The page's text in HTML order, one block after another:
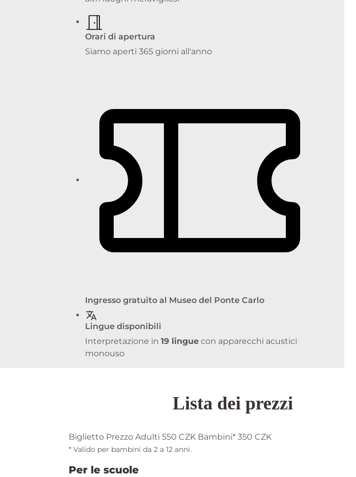
Orari di apertura
Siamo aperti 365 giorni all'anno
Ingresso gratuito al Museo del Ponte Carlo
Lingue disponibili
Interpretazione in 19 lingue con apparecchi acustici
monouso
Lista dei prezzi
Biglietto Prezzo Adulti 550 CZK Bambini* 350 CZK
* Valido per bambini da 2 a 12 anni.
Per le scuole